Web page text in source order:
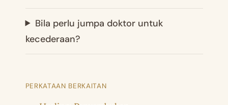
Bila perlu jumpa doktor untuk
kecederaan?
PERKATAAN BERKAITAN